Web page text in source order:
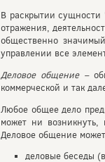
В раскрытии сущности
отражения,
общественно
управлении все
Деловое общение –
коммерческой и так
Любое общее дело
может ни
Деловое общение
деловые беседы